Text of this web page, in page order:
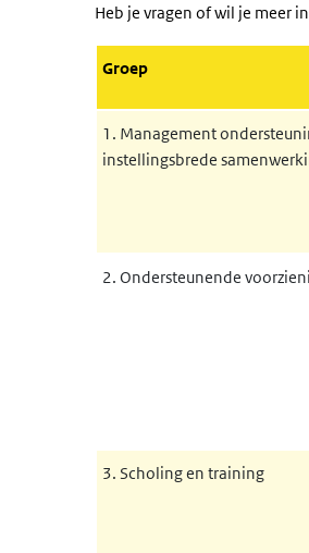
Heb je vragen of wil je meer
Groep
1. Management
instellingsbrede
2. Ondersteunende
3. Scholing en training